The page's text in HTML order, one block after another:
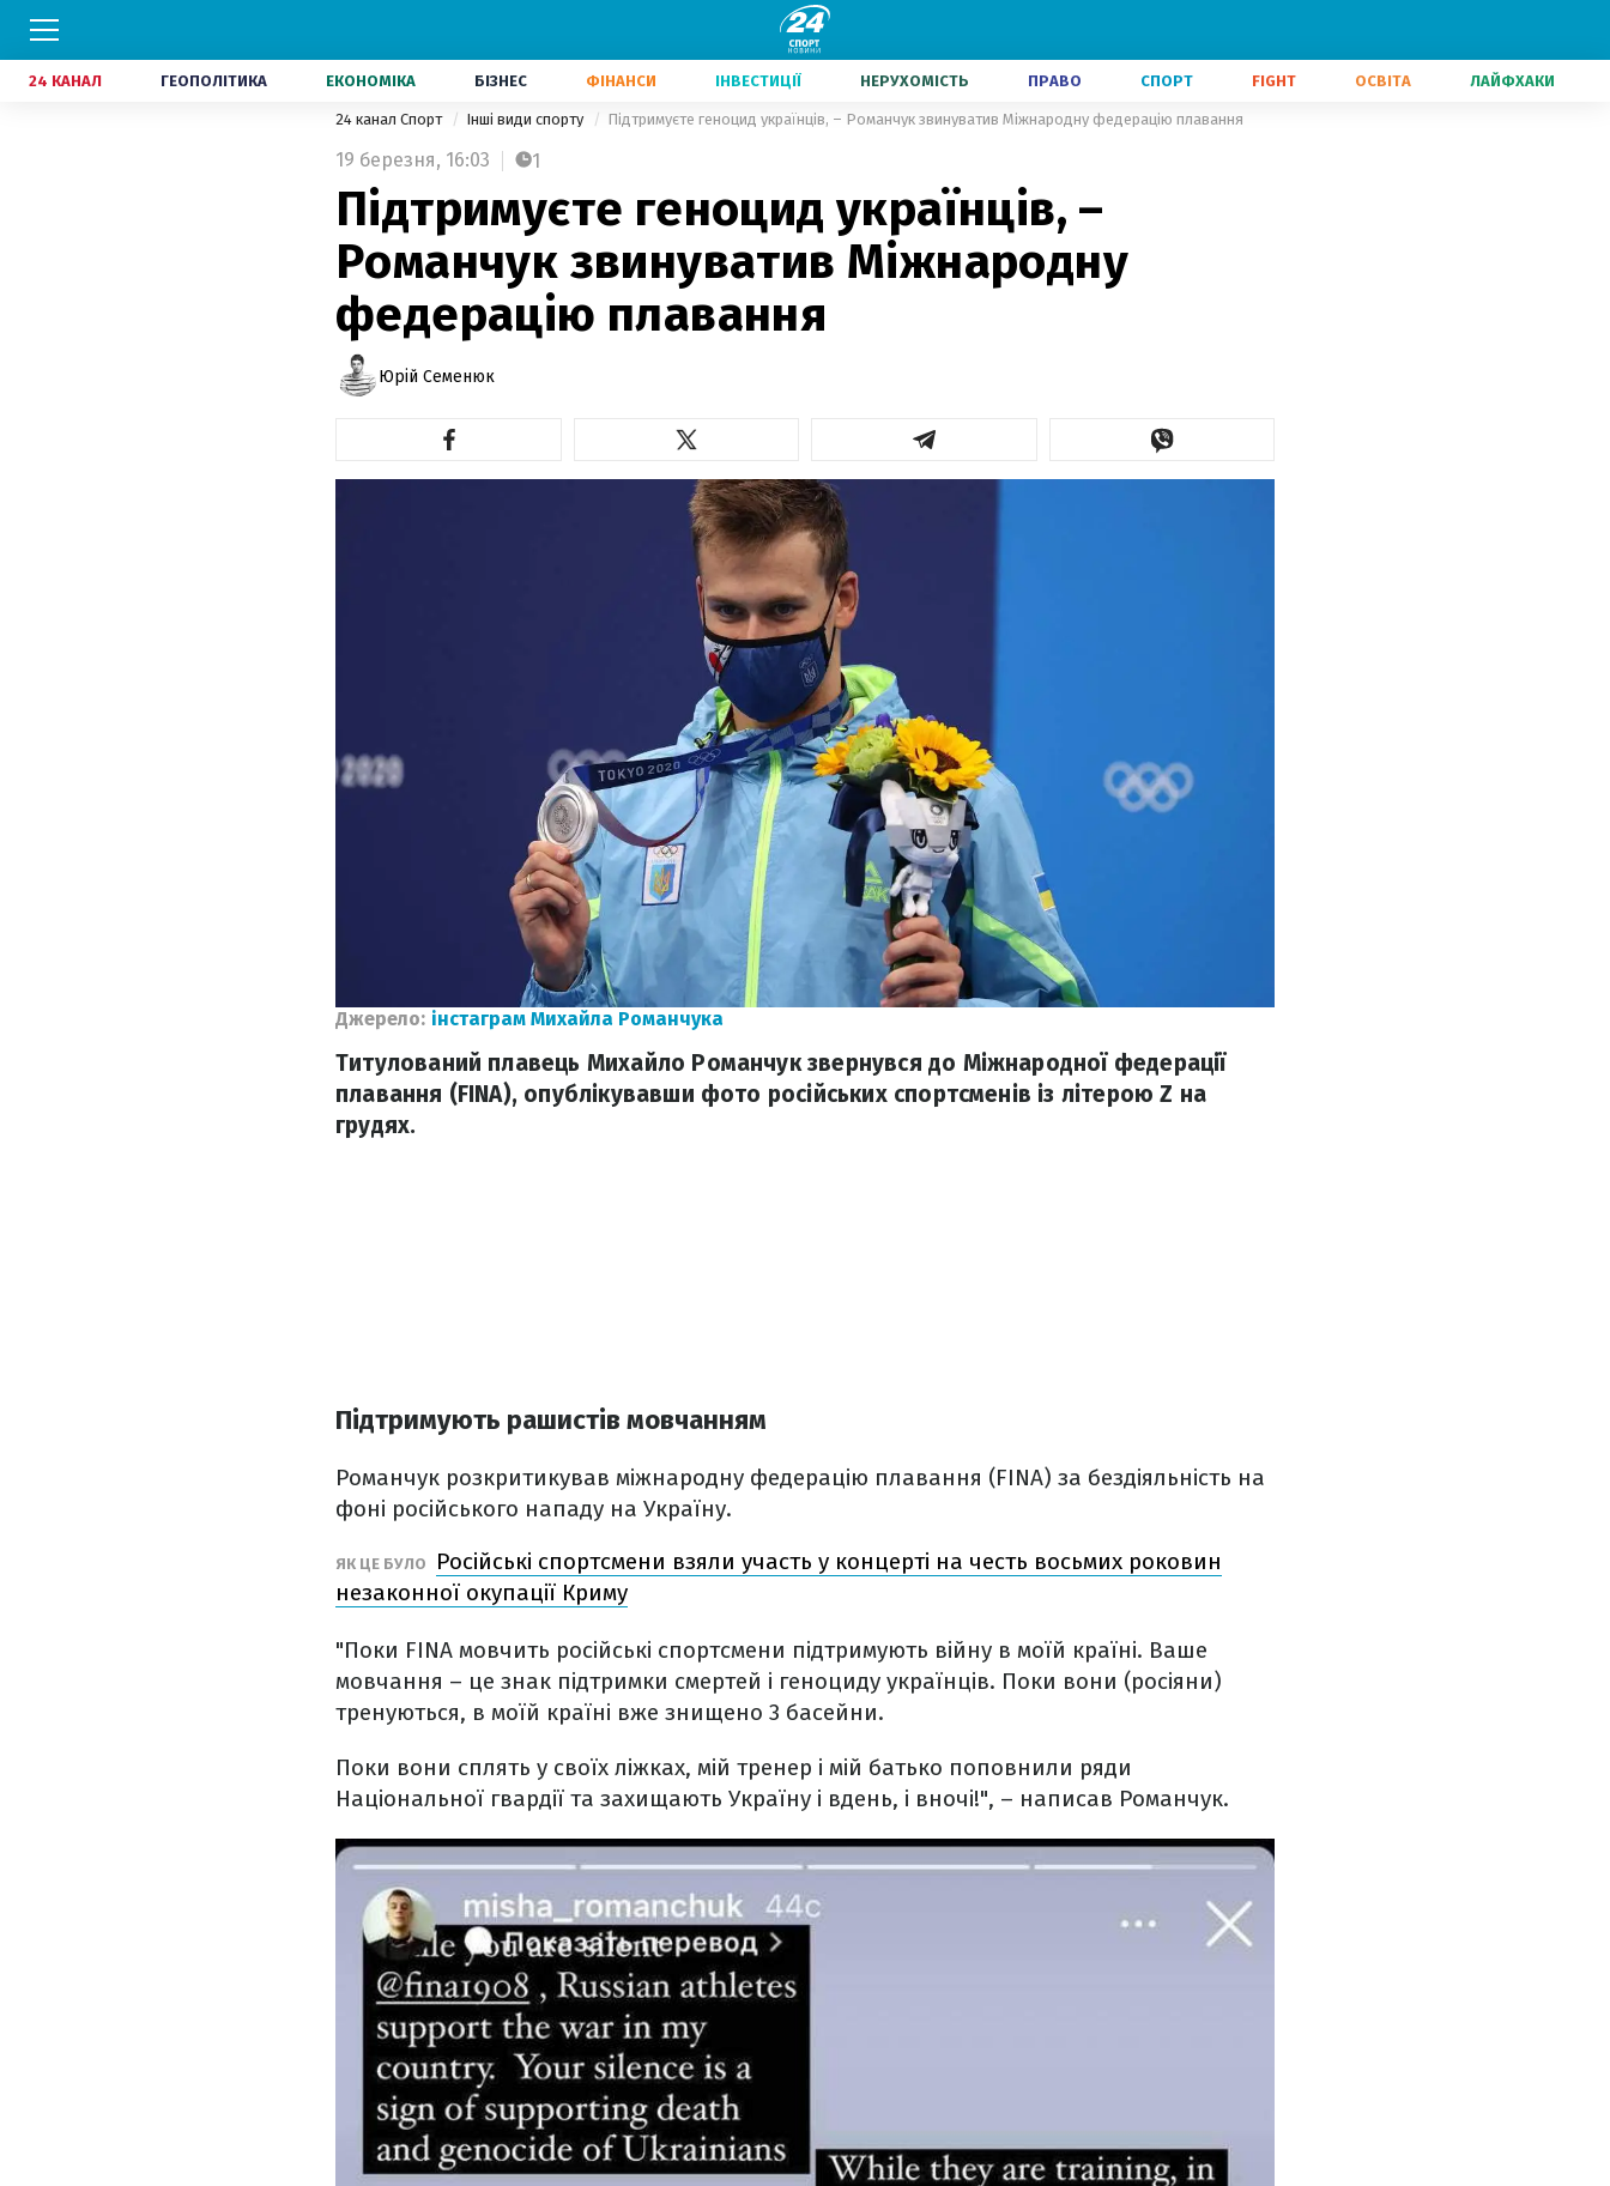
24 КАНАЛ ГЕОПОЛІТИКА ЕКОНОМІКА БІЗНЕС ФІНАНСИ ІНВЕСТИЦІЇ НЕРУХОМІСТЬ ПРАВО СПОРТ FIGHT ОСВІТА ЛАЙФХАКИ
24 канал Спорт Інші види спорту Підтримуєте геноцид українців, – Романчук звинуватив Міжнародну федерацію плавання
19 березня, 16:03 1
Підтримуєте геноцид українців, –
Романчук звинуватив Міжнародну
федерацію плавання
Юрій Семенюк
Джерело: інстаграм Михайла Романчука
Титулований плавець Михайло Романчук звернувся до Міжнародної федерації
плавання (FINA), опублікувавши фото російських спортсменів із літерою Z на
грудях.
Підтримують рашистів мовчанням
Романчук розкритикував міжнародну федерацію плавання (FINA) за бездіяльність на
фоні російського нападу на Україну.
ЯК ЦЕ БУЛО
Російські спортсмени взяли участь у концерті на честь восьмих роковин
незаконної окупації Криму
"Поки FINA мовчить російські спортсмени підтримують війну в моїй країні. Ваше
мовчання – це знак підтримки смертей і геноциду українців. Поки вони (росіяни)
тренуються, в моїй країні вже знищено 3 басейни.
Поки вони сплять у своїх ліжках, мій тренер і мій батько поповнили ряди
Національної гвардії та захищають Україну і вдень, і вночі!", – написав Романчук.